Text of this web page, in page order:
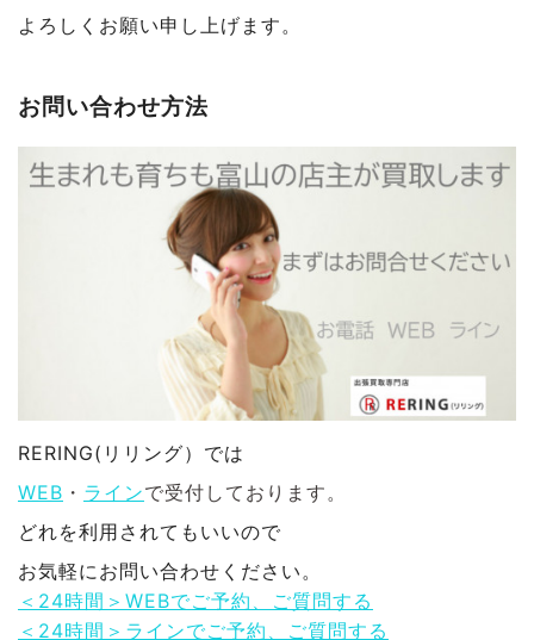
よろしくお願い申し上げます。
お問い合わせ方法
RERING(リリング）では
WEB ・ ラインで受付しております。
どれを利用されてもいいので
お気軽にお問い合わせください。
＜24時間＞WEBでご予約、ご質問する
＜24時間＞ラインでご予約、ご質問する